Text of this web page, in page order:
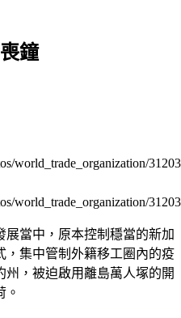
鐘
world_trade_organization/
當中，原本控制穩當的新加
，集中管制外籍移工圈內的疫
州，被迫啟用離島萬人塚的開
。